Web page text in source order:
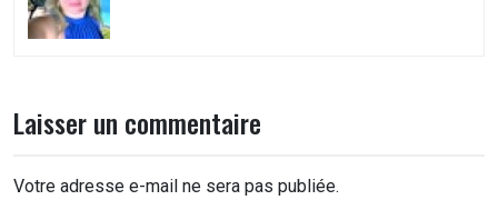
Laisser un commentaire
Votre adresse e-mail ne sera pas publiée.